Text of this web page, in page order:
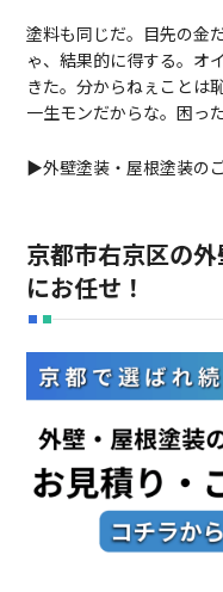
塗料も同じだ。目先の金
ゃ、結果的に得する。オ
きた。分からねぇことは
一生モンだからな。困っ
▶外壁塗装・屋根塗装の
京都市右京区の
にお任せ！